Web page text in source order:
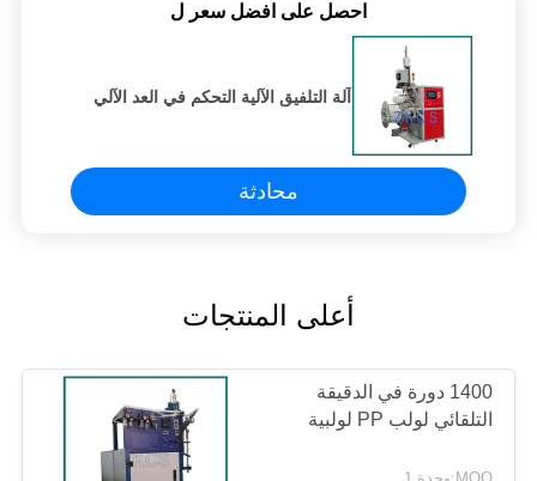
احصل على افضل سعر ل
آلة التلفيق الآلية التحكم في العد الآلي
محادثة
أعلى المنتجات
1400 دورة في الدقيقة
التلقائي لولب PP لولبية